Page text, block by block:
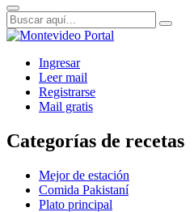
Ingresar
Leer mail
Registrarse
Mail gratis
Categorías de recetas
Mejor de estación
Comida Pakistaní
Plato principal